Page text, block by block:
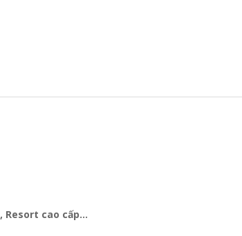
, Resort cao cấp…